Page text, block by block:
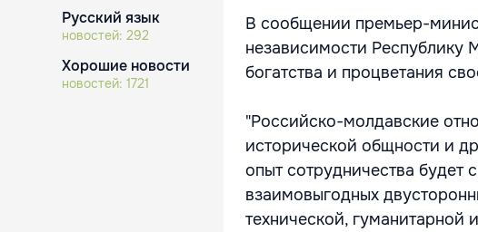
Русский язык
новостей: 292
Хорошие новости
новостей: 1721
В сообщении премьер-
независимости Республику
богатства и процветания
"Российско-молдавские
исторической общности и
опыт сотрудничества будет
взаимовыгодных
технической, гуманитарной